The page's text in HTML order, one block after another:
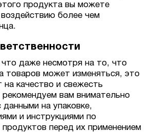
продукта вы можете
более чем
что даже несмотря на то, что
товаров может изменяться, это
на качество и свежесть
вам внимательно
данными на упаковке,
и инструкциями по
продуктов перед их применением